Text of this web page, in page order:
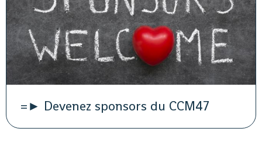
=► Devenez sponsors du CCM47